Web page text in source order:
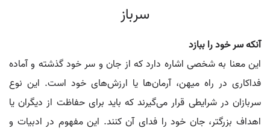
سرباز
آنکه سر خود را ببازد
این معنا به شخصی اشاره دارد که از جان و سر خود گذشته و آماده
فداکاری در راه میهن، آرمان‌ها یا ارزش‌های خود است. این نوع
سربازان در شرایطی قرار می‌گیرند که باید برای حفاظت از دیگران یا
اهداف بزرگتر، جان خود را فدای آن کنند. این مفهوم در ادبیات و